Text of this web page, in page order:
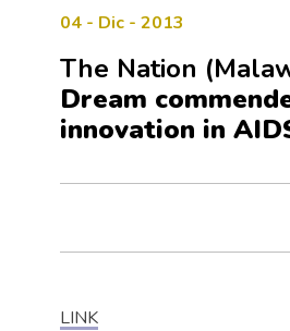
04 - Dic - 2013
The Nation
Dream
innovation in
LINK